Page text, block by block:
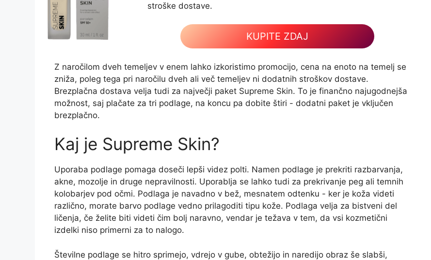
stroške dostave.
KUPITE ZDAJ
Z naročilom dveh temeljev v enem lahko izkoristimo promocijo, cena na enoto na temelj se
zniža, poleg tega pri naročilu dveh ali več temeljev ni dodatnih stroškov dostave.
Brezplačna dostava velja tudi za največji paket Supreme Skin. To je finančno najugodnejša
možnost, saj plačate za tri podlage, na koncu pa dobite štiri - dodatni paket je vključen
brezplačno.
Kaj je Supreme Skin?
Uporaba podlage pomaga doseči lepši videz polti. Namen podlage je prekriti razbarvanja,
akne, mozolje in druge nepravilnosti. Uporablja se lahko tudi za prekrivanje peg ali temnih
kolobarjev pod očmi. Podlaga je navadno v bež, mesnatem odtenku - ker je koža videti
različno, morate barvo podlage vedno prilagoditi tipu kože. Podlaga velja za bistveni del
ličenja, če želite biti videti čim bolj naravno, vendar je težava v tem, da vsi kozmetični
izdelki niso primerni za to nalogo.
Številne podlage se hitro sprimejo, vdrejo v gube, obtežijo in naredijo obraz še slabši,